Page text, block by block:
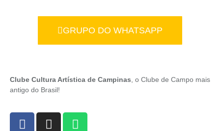
GRUPO DO WHATSAPP
Clube Cultura Artística de Campinas, o Clube de Campo mais
antigo do Brasil!